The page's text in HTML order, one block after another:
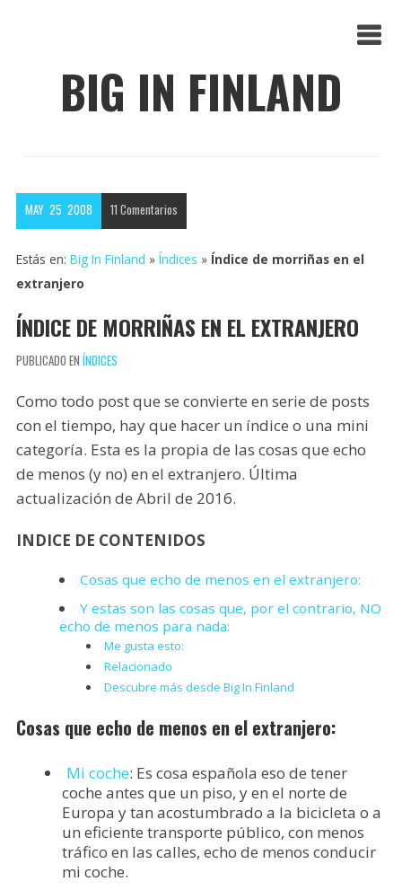
BIG IN FINLAND
MAY 25 2008 11 Comentarios
Estás en: Big In Finland » Índices » Índice de morriñas en el
extranjero
ÍNDICE DE MORRIÑAS EN EL EXTRANJERO
PUBLICADO EN ÍNDICES
Como todo post que se convierte en serie de posts
con el tiempo, hay que hacer un índice o una mini
categoría. Esta es la propia de las cosas que echo
de menos (y no) en el extranjero. Última
actualización de Abril de 2016.
INDICE DE CONTENIDOS
Cosas que echo de menos en el extranjero:
Y estas son las cosas que, por el contrario, NO
echo de menos para nada:
Me gusta esto:
Relacionado
Descubre más desde Big In Finland
Cosas que echo de menos en el extranjero:
Mi coche: Es cosa española eso de tener
coche antes que un piso, y en el norte de
Europa y tan acostumbrado a la bicicleta o a
un eficiente transporte público, con menos
tráfico en las calles, echo de menos conducir
mi coche.